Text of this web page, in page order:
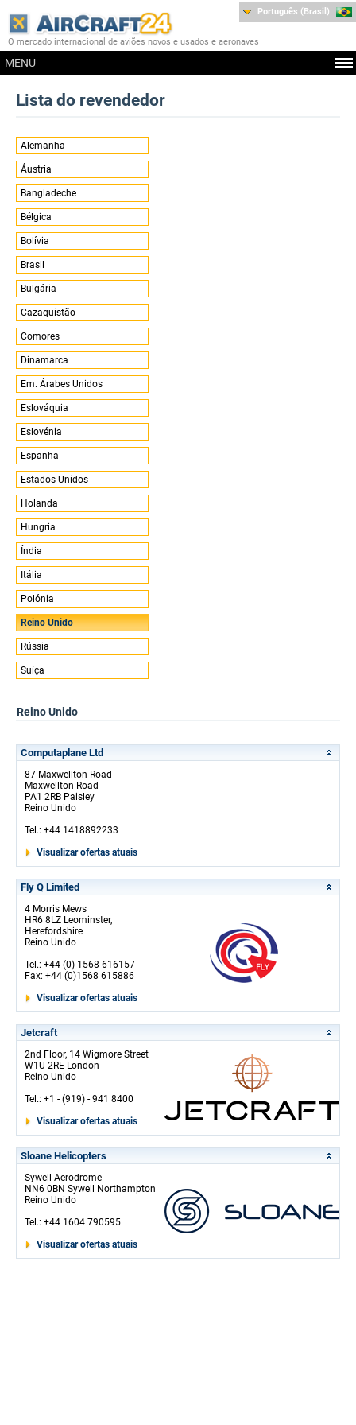
O mercado internacional de aviões novos e usados e aeronaves
MENU
Português (Brasil)
Lista do revendedor
Alemanha
Áustria
Bangladeche
Bélgica
Bolívia
Brasil
Bulgária
Cazaquistão
Comores
Dinamarca
Em. Árabes Unidos
Eslováquia
Eslovénia
Espanha
Estados Unidos
Holanda
Hungria
Índia
Itália
Polónia
Reino Unido
Rússia
Suíça
Reino Unido
Computaplane Ltd
87 Maxwellton Road
Maxwellton Road
PA1 2RB Paisley
Reino Unido
Tel.: +44 1418892233
Visualizar ofertas atuais
Fly Q Limited
4 Morris Mews
HR6 8LZ Leominster,
Herefordshire
Reino Unido
Tel.: +44 (0) 1568 616157
Fax: +44 (0)1568 615886
Visualizar ofertas atuais
Jetcraft
2nd Floor, 14 Wigmore Street
W1U 2RE London
Reino Unido
Tel.: +1 - (919) - 941 8400
Visualizar ofertas atuais
Sloane Helicopters
Sywell Aerodrome
NN6 0BN Sywell Northampton
Reino Unido
Tel.: +44 1604 790595
Visualizar ofertas atuais